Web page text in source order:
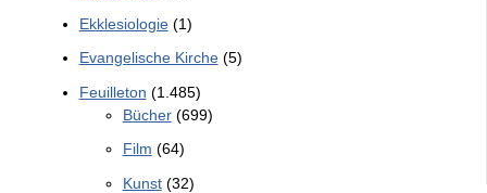
Ekklesiologie(1)
Evangelische Kirche(5)
Feuilleton (1.485)
Bücher(699)
Film (64)
Kunst(32)